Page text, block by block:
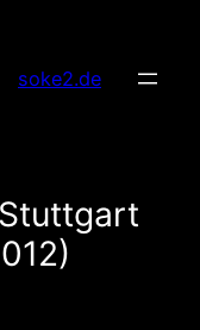
soke2.de